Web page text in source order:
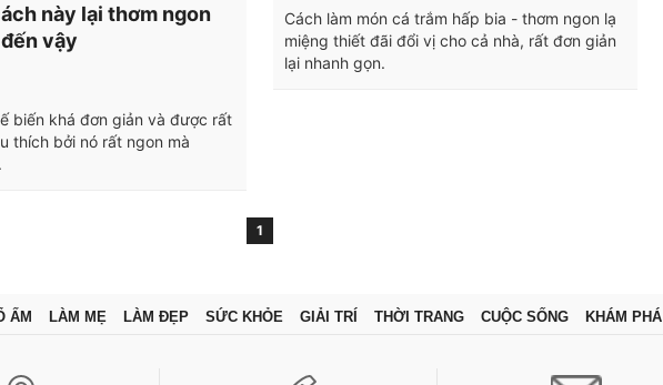
này lại thơm ngon
vậy
biến khá đơn giản và được rất
thích bởi nó rất ngon mà
Cách làm món cá trắm hấp bia - thơm ngon lạ
miệng thiết đãi đổi vị cho cả nhà, rất đơn giản
lại nhanh gọn.
1
ẤM LÀM MẸ LÀM ĐẸP SỨC KHỎE GIẢI TRÍ THỜI TRANG CUỘC SỐNG KHÁM PHÁ